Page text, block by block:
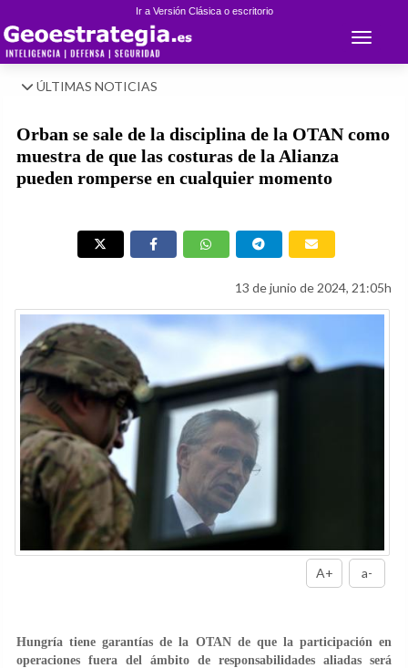
Ir a Versión Clásica o escritorio
Toggle
ÚLTIMAS NOTICIAS
Orban se sale de la disciplina de la OTAN como
muestra de que las costuras de la Alianza
pueden romperse en cualquier momento
13 de junio de 2024, 21:05h
A+ a-
Hungría tiene garantías de la OTAN de que la participación en
operaciones fuera del ámbito de responsabilidades aliadas será